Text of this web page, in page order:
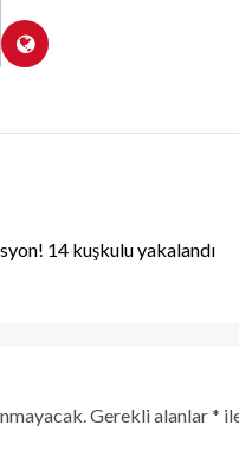
14 kuşkulu yakalandı
Gerekli alanlar*